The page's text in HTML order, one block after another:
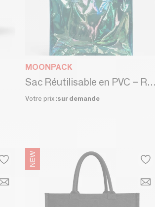
MOONPACK
Sac Réutilisable en PVC – Rio Bleu (40×14×40cm)
Votre prix :sur demande